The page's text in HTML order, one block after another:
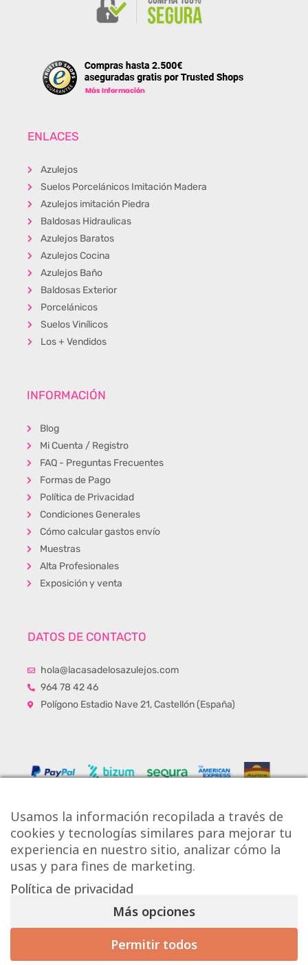
ENLACES
Azulejos
Suelos Porcelánicos Imitación Madera
Azulejos imitación Piedra
Baldosas Hidraulicas
Azulejos Baratos
Azulejos Cocina
Azulejos Baño
Baldosas Exterior
Porcelánicos
Suelos Vinílicos
Los + Vendidos
INFORMACIÓN
Blog
Mi Cuenta / Registro
FAQ - Preguntas Frecuentes
Formas de Pago
Política de Privacidad
Condiciones Generales
Cómo calcular gastos envío
Muestras
Alta Profesionales
Exposición y venta
DATOS DE CONTACTO
hola@lacasadelosazulejos.com
964 78 42 46
Polígono Estadio Nave 21, Castellón (España)
Copyright © Onlytiles S.L.
La Casa de los Azulejos ®
Diseño Web
Usamos la información recopilada a través de
cookies y tecnologías similares para mejorar tu
experiencia en nuestro sitio, analizar cómo la
usas y para fines de marketing.
Política de privacidad
Más opciones
Permitir todos